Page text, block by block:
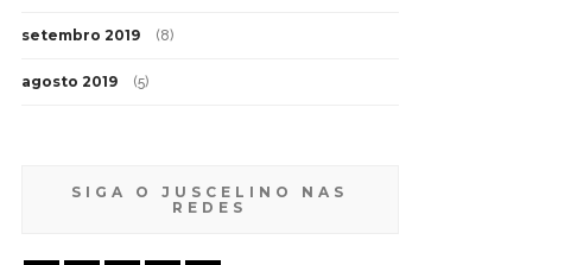
setembro 2019 (8)
agosto 2019 (5)
SIGA O JUSCELINO NAS
REDES